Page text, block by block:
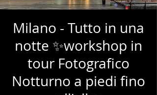
Milano - Tutto in una
notte ✨workshop in
tour Fotografico
Notturno a piedi fino